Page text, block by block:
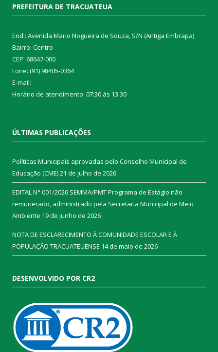
PREFEITURA DE TRACUATEUA
End.: Avenida Mario Nogueira de Souza, S/N (Antiga Embrapa)
Bairro: Centro
CEP: 68647-000
Fone: (91) 98405-0364
E-mail:
Horário de atendimento: 07:30 às 13:30
ÚLTIMAS PUBLICAÇÕES
Políticas Municipais aprovadas pelo Conselho Municipal de
Educação (CME)21 de julho de 2026
EDITAL N° 001/2026 SEMMA/PMT Programa de Estágio não
remunerado, administrado pela Secretaria Municipal de Meio
Ambiente 19 de junho de 2026
NOTA DE ESCLARECIMENTO À COMUNIDADE ESCOLAR E À
POPULAÇÃO TRACUATEUENSE 14 de maio de 2026
DESENVOLVIDO POR CR2